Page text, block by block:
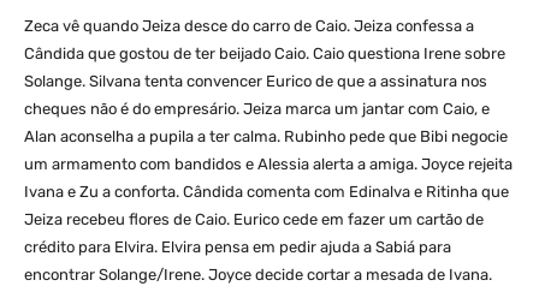
Zeca vê quando Jeiza desce do carro de Caio. Jeiza confessa a
Cândida que gostou de ter beijado Caio. Caio questiona Irene sobre
Solange. Silvana tenta convencer Eurico de que a assinatura nos
cheques não é do empresário. Jeiza marca um jantar com Caio, e
Alan aconselha a pupila a ter calma. Rubinho pede que Bibi negocie
um armamento com bandidos e Alessia alerta a amiga. Joyce rejeita
Ivana e Zu a conforta. Cândida comenta com Edinalva e Ritinha que
Jeiza recebeu flores de Caio. Eurico cede em fazer um cartão de
crédito para Elvira. Elvira pensa em pedir ajuda a Sabiá para
encontrar Solange/Irene. Joyce decide cortar a mesada de Ivana.